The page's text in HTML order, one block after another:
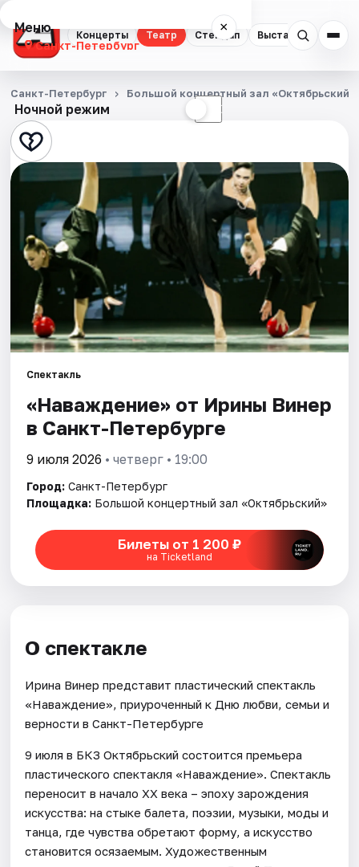
Концерты Театр Стендап Выставки
Меню ×
Санкт-Петербург
Концерты
Театр
Стендап
Выставки
Квесты
Экскурсии
Спорт
События
Города
Площадки
Рейтинги
Ночной режим ☾
Санкт-Петербург Большой концертный зал «Октябрьский»
Спектакль
«Наваждение» от Ирины Винер
в Санкт-Петербурге
9 июля 2026 • четверг • 19:00
Город: Санкт-Петербург
Площадка: Большой концертный зал «Октябрьский»
Билеты от 1 200 ₽
на Ticketland
О спектакле
Ирина Винер представит пластический спектакль
«Наваждение», приуроченный к Дню любви, семьи и
верности в Санкт-Петербурге
9 июля в БКЗ Октябрьский состоится премьера
пластического спектакля «Наваждение». Спектакль
переносит в начало XX века – эпоху зарождения
искусства: на стыке балета, поэзии, музыки, моды и
танца, где чувства обретают форму, а искусство
становится осязаемым. Художественным